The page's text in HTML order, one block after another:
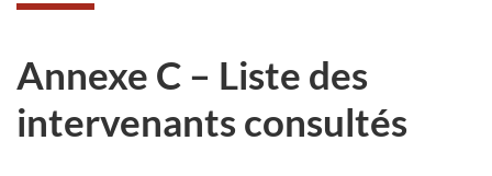
Annexe C – Liste des
intervenants consultés